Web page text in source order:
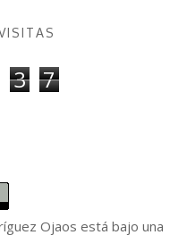
3 7
Ojaos está bajo una